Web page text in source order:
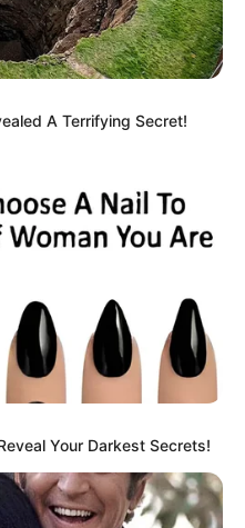
A Terrifying Secret!
Your Darkest Secrets!